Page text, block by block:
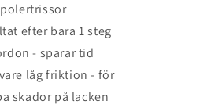
efter bara 1 steg
- sparar tid
låg friktion - för
skador på lacken